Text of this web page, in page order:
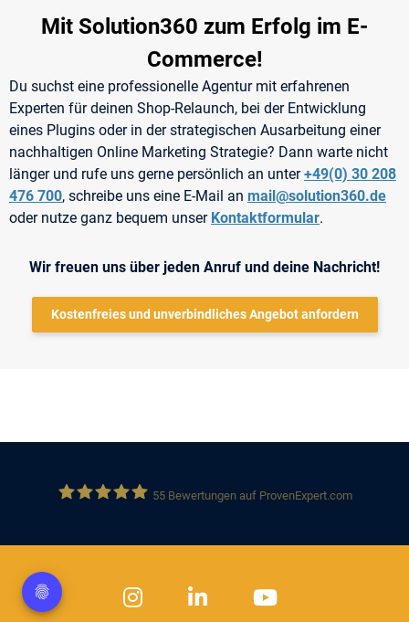
Mit Solution360 zum Erfolg im E-
Commerce!
Du suchst eine professionelle Agentur mit erfahrenen
Experten für deinen Shop-Relaunch, bei der Entwicklung
eines Plugins oder in der strategischen Ausarbeitung einer
nachhaltigen Online Marketing Strategie? Dann warte nicht
länger und rufe uns gerne persönlich an unter+49(0) 30 208
476 700, schreibe uns eine E-Mail an mail@solution360.de
oder nutze ganz bequem unser Kontaktformular.
Wir freuen uns über jeden Anruf und deine Nachricht!
Kostenfreies und unverbindliches Angebot anfordern
Solution 360 GmbH
55Bewertungen auf ProvenExpert.com